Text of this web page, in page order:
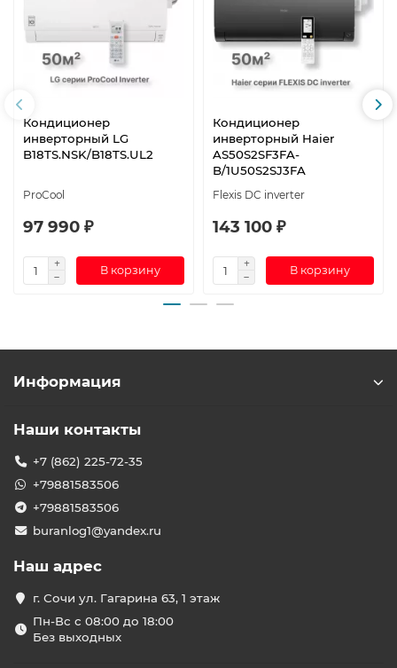
Кондиционер
инверторный LG
B18TS.NSK/B18TS.UL2
ProCool
97 990 ₽
В корзину
Кондиционер
инверторный Haier
AS50S2SF3FA-
B/1U50S2SJ3FA
Flexis DC inverter
143 100 ₽
В корзину
Информация
Наши контакты
+7 (862) 225-72-35
+79881583506
+79881583506
buranlog1@yandex.ru
Наш адрес
г. Сочи ул. Гагарина 63, 1 этаж
Пн-Вс с 08:00 до 18:00
Без выходных